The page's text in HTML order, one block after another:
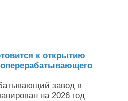
к открытию
завод в
на 2026 год